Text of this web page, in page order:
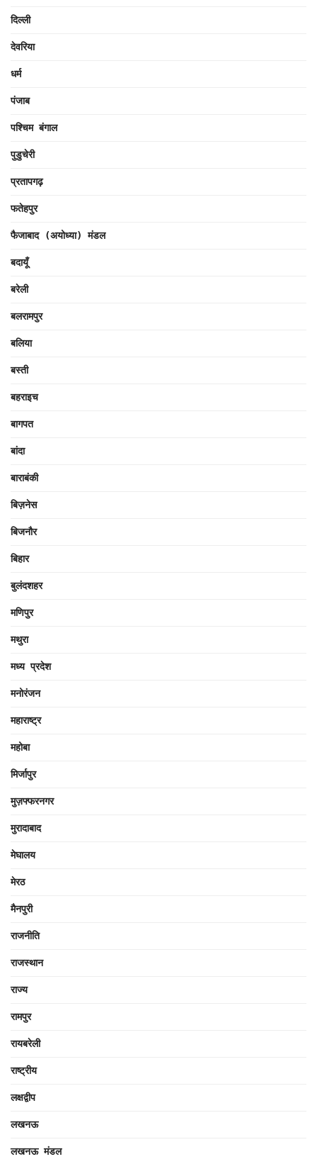
दिल्ली
देवरिया
धर्म
पंजाब
पश्चिम बंगाल
पुडुचेरी
प्रतापगढ़
फतेहपुर
फैजाबाद (अयोध्या) मंडल
बदायूँ
बरेली
बलरामपुर
बलिया
बस्ती
बहराइच
बागपत
बांदा
बाराबंकी
बिज़नेस
बिजनौर
बिहार
बुलंदशहर
मणिपुर
मथुरा
मध्य प्रदेश
मनोरंजन
महाराष्ट्र
महोबा
मिर्जापुर
मुज़फ्फरनगर
मुरादाबाद
मेघालय
मेरठ
मैनपुरी
राजनीति
राजस्थान
राज्य
रामपुर
रायबरेली
राष्ट्रीय
लक्षद्वीप
लखनऊ
लखनऊ मंडल